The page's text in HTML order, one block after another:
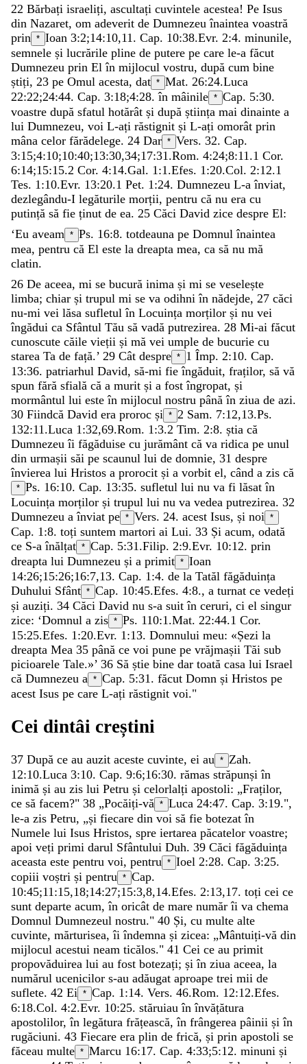
22 Bărbați israeliți, ascultați cuvintele acestea! Pe Isus
din Nazaret, om adeverit de Dumnezeuînaintea voastră
prin * Ioan 3:2;14:10,11 . Cap. 10:38.Evr. 2:4. minunile,
semnele și lucrările pline de putere pe care le-a făcut
Dumnezeu prin Elîn mijlocul vostru, după cum bine
știți, 23 pe Omul acesta, dat * Mat. 26:24.Luca
22:22;24:44. Cap. 3:18;4:28. în mâinile * Cap. 5:30.
voastre după sfatul hotărât și după știința mai dinainte a
lui Dumnezeu, voi L-ați răstignit și L-ați omorât prin
mâna celor fărădelege. 24 Dar * Vers. 32. Cap.
3:15;4:10;10:40;13:30,34;17:31 .Rom. 4:24;8:11 .1 Cor.
6:14;15:15.2 Cor. 4:14.Gal. 1:1 .Efes. 1:20.Col. 2:12.1
Tes. 1:10.Evr. 13:20.1 Pet. 1:24. Dumnezeu L-aînviat,
dezlegându-I legăturile morții, pentru că nu era cu
putință să fie ținut de ea. 25 Căci David zice despre El:
‘Eu aveam * Ps. 16:8. totdeauna pe Domnulînaintea
mea, pentru că El este la dreapta mea, ca să nu mă
clatin.
26 De aceea, mi se bucură inima și mi se veselește
limba; chiar și trupul mi se va odihniîn nădejde, 27 căci
nu-mi vei lăsa sufletulîn Locuința morților și nu vei
îngădui ca Sfântul Tău să vadă putrezirea. 28 Mi-ai făcut
cunoscute căile vieții și mă vei umple de bucurie cu
starea Ta de față.’ 29 Cât despre * 1 Împ. 2:10. Cap.
13:36. patriarhul David, să-mi fieîngăduit, fraților, să vă
spun fără sfială că a murit și a fostîngropat, și
mormântul lui esteîn mijlocul nostru pânăîn ziua de azi.
30 Fiindcă David era proroc și * 2 Sam. 7:12,13.Ps.
132:11 .Luca 1:32,69.Rom. 1:3.2 Tim. 2:8. știa că
Dumnezeuîi făgăduise cu jurământ că va ridica pe unul
din urmașii săi pe scaunul lui de domnie, 31 despre
învierea lui Hristos a prorocit și a vorbit el, când a zis că
* Ps. 16:10. Cap. 13:35. sufletul lui nu va fi lăsatîn
Locuința morților și trupul lui nu va vedea putrezirea. 32
Dumnezeu aînviat pe * Vers. 24. acest Isus, și noi *
Cap. 1:8. toți suntem martori ai Lui. 33 Și acum, odată
ce S-aînălțat * Cap. 5:31.Filip. 2:9.Evr. 10:12. prin
dreapta lui Dumnezeu și a primit * Ioan
14:26;15:26;16:7,13. Cap. 1:4. de la Tatăl făgăduința
Duhului Sfânt * Cap. 10:45.Efes. 4:8., a turnat ce vedeți
și auziți. 34 Căci David nu s-a suitîn ceruri, ci el singur
zice: ‘Domnul a zis * Ps. 110:1 .Mat. 22:44.1 Cor.
15:25.Efes. 1:20.Evr. 1:13. Domnului meu: «Șezi la
dreapta Mea 35 până ce voi pune pe vrăjmașii Tăi sub
picioarele Tale.»’ 36 Să știe bine dar toată casa lui Israel
că Dumnezeu a * Cap. 5:31. făcut Domn și Hristos pe
acest Isus pe care L-ați răstignit voi."
Cei dintâi creștini
37 După ce au auzit aceste cuvinte, ei au * Zah.
12:10.Luca 3:10. Cap. 9:6;16:30. rămas străpunșiîn
inimă și au zis lui Petru și celorlalți apostoli: „Fraților,
ce să facem?" 38 „Pocăiți-vă * Luca 24:47. Cap. 3:19.",
le-a zis Petru, „și fiecare din voi să fie botezatîn
Numele lui Isus Hristos, spre iertarea păcatelor voastre;
apoi veți primi darul Sfântului Duh. 39 Căci făgăduința
aceasta este pentru voi, pentru * Ioel 2:28. Cap. 3:25.
copiii voștri și pentru * Cap.
10:45;11:15,18;14:27;15:3,8,14.Efes. 2:13,17. toți cei ce
sunt departe acum,în oricât de mare numărîi va chema
Domnul Dumnezeul nostru." 40 Și, cu multe alte
cuvinte, mărturisea,îiîndemna și zicea: „Mântuiți-vă din
mijlocul acestui neam ticălos." 41 Cei ce au primit
propovăduirea lui au fost botezați; șiîn ziua aceea, la
numărul ucenicilor s-au adăugat aproape trei mii de
suflete. 42 Ei * Cap. 1:14. Vers. 46.Rom. 12:12.Efes.
6:18.Col. 4:2.Evr. 10:25. stăruiauînînvățătura
apostolilor,în legătura frățească,în frângerea pâinii șiîn
rugăciuni. 43 Fiecare era plin de frică, și prin apostoli se
făceau multe * Marcu 16:17. Cap. 4:33;5:12. minuni și